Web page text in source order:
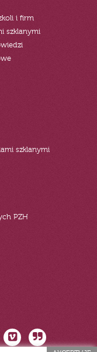
i firm
szklanymi
szklanymi
PZH